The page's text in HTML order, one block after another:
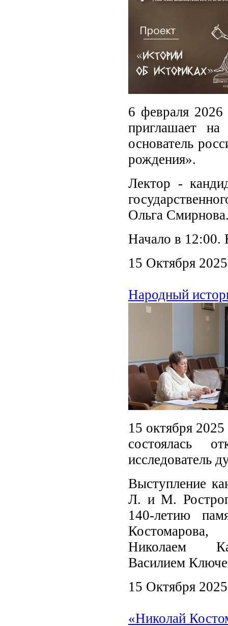
6 февраля
приглашает
основатель
рождения».
Лектор -
Ольга
Начало в 12:00.
15 Октября 2025
Народный
15 октября
состоялась
исследователь
Выступление
Л. и М.
140-летию
Николаем
Василием
15 Октября 2025
«Николай